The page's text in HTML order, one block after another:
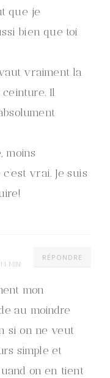
que je
bien que toi
vraiment la
Il
moins
vrai. Je suis
RÉPONDRE
MIN
mon
au moindre
si on ne veut
simple et
on en tient